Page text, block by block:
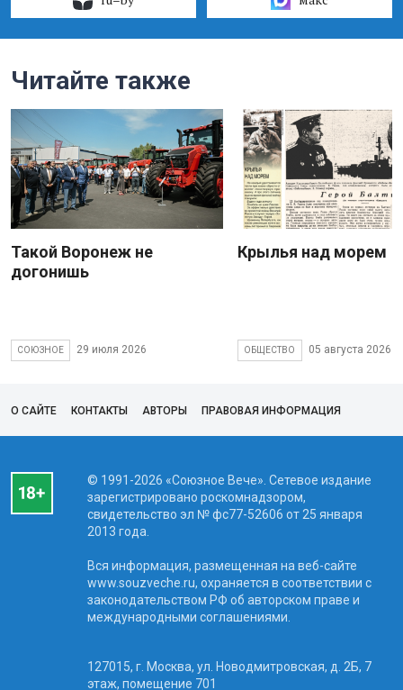
Читайте также
Такой Воронеж не
догонишь
СОЮЗНОЕ 29 июля 2026
Крылья над морем
ОБЩЕСТВО 05 августа 2026
О САЙТЕ КОНТАКТЫ АВТОРЫ ПРАВОВАЯ ИНФОРМАЦИЯ
© 1991-2026 «Союзное Вече». Сетевое издание
зарегистрировано роскомнадзором,
свидетельство эл № фc77-52606 от 25 января
2013 года.
Вся информация, размещенная на веб-сайте
www.souzveche.ru, охраняется в соответствии с
законодательством РФ об авторском праве и
международными соглашениями.
127015, г. Москва, ул. Новодмитровская, д. 2Б, 7
этаж, помещение 701